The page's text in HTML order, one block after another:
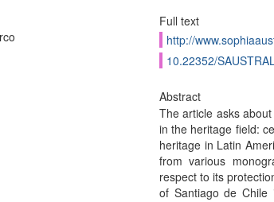
Full text
http://
10.22352/
Abstract
The article asks
in the heritage field:
heritage in Latin
from various
respect to its
of Santiago de